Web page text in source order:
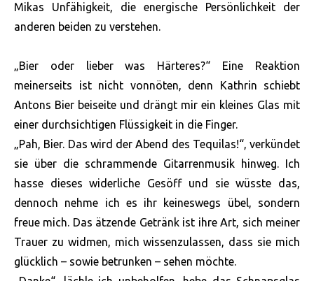
Mikas Unfähigkeit, die energische Persönlichkeit der
anderen beiden zu verstehen.
„Bier oder lieber was Härteres?“ Eine Reaktion
meinerseits ist nicht vonnöten, denn Kathrin schiebt
Antons Bier beiseite und drängt mir ein kleines Glas mit
einer durchsichtigen Flüssigkeit in die Finger.
„Pah, Bier. Das wird der Abend des Tequilas!“, verkündet
sie über die schrammende Gitarrenmusik hinweg. Ich
hasse dieses widerliche Gesöff und sie wüsste das,
dennoch nehme ich es ihr keineswegs übel, sondern
freue mich. Das ätzende Getränk ist ihre Art, sich meiner
Trauer zu widmen, mich wissenzulassen, dass sie mich
glücklich – sowie betrunken – sehen möchte.